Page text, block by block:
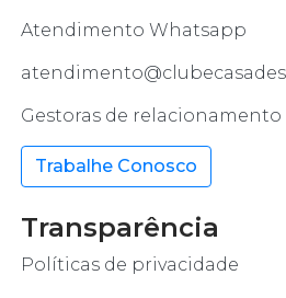
Atendimento Whatsapp
Gestoras de relacionamento
Trabalhe Conosco
Transparência
Políticas de privacidade